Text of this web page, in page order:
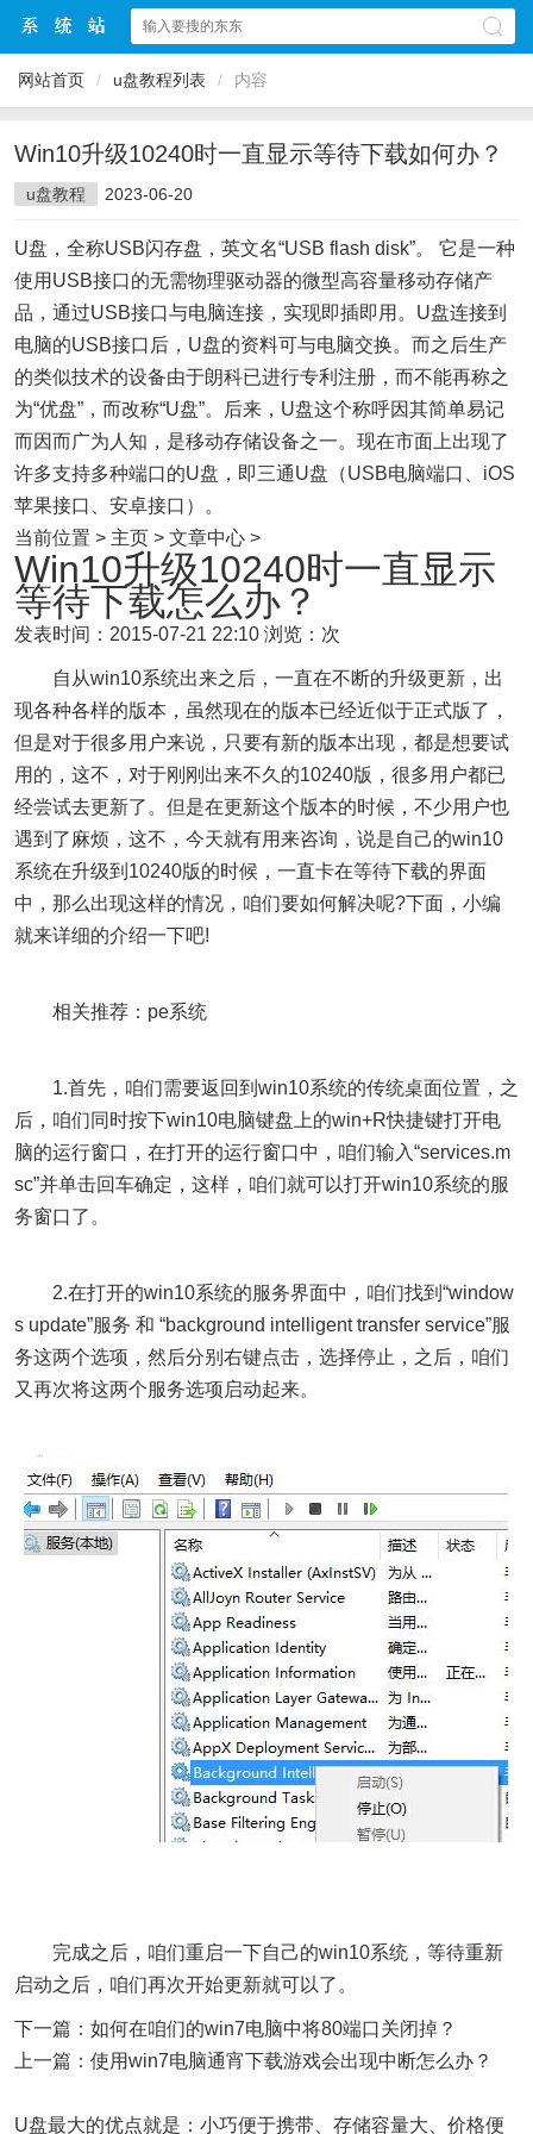
网站首页 / u盘教程列表 / 内容
Win10升级10240时一直显示等待下载如何办？
u盘教程 2023-06-20
U盘，全称USB闪存盘，英文名“USB flash disk”。 它是一种
使用USB接口的无需物理驱动器的微型高容量移动存储产
品，通过USB接口与电脑连接，实现即插即用。U盘连接到
电脑的USB接口后，U盘的资料可与电脑交换。而之后生产
的类似技术的设备由于朗科已进行专利注册，而不能再称之
为“优盘”，而改称“U盘”。后来，U盘这个称呼因其简单易记
而因而广为人知，是移动存储设备之一。现在市面上出现了
许多支持多种端口的U盘，即三通U盘（USB电脑端口、iOS
苹果接口、安卓接口）。
当前位置 > 主页 > 文章中心 >
Win10升级10240时一直显示
等待下载怎么办？
发表时间：2015-07-21 22:10 浏览：次
自从win10系统出来之后，一直在不断的升级更新，出
现各种各样的版本，虽然现在的版本已经近似于正式版了，
但是对于很多用户来说，只要有新的版本出现，都是想要试
用的，这不，对于刚刚出来不久的10240版，很多用户都已
经尝试去更新了。但是在更新这个版本的时候，不少用户也
遇到了麻烦，这不，今天就有用来咨询，说是自己的win10
系统在升级到10240版的时候，一直卡在等待下载的界面
中，那么出现这样的情况，咱们要如何解决呢?下面，小编
就来详细的介绍一下吧!
相关推荐：pe系统
1.首先，咱们需要返回到win10系统的传统桌面位置，之
后，咱们同时按下win10电脑键盘上的win+R快捷键打开电
脑的运行窗口，在打开的运行窗口中，咱们输入“services.m
sc”并单击回车确定，这样，咱们就可以打开win10系统的服
务窗口了。
2.在打开的win10系统的服务界面中，咱们找到“window
s update”服务 和 “background intelligent transfer service”服
务这两个选项，然后分别右键点击，选择停止，之后，咱们
又再次将这两个服务选项启动起来。
完成之后，咱们重启一下自己的win10系统，等待重新
启动之后，咱们再次开始更新就可以了。
下一篇：如何在咱们的win7电脑中将80端口关闭掉？
上一篇：使用win7电脑通宵下载游戏会出现中断怎么办？
U盘最大的优点就是：小巧便于携带、存储容量大、价格便